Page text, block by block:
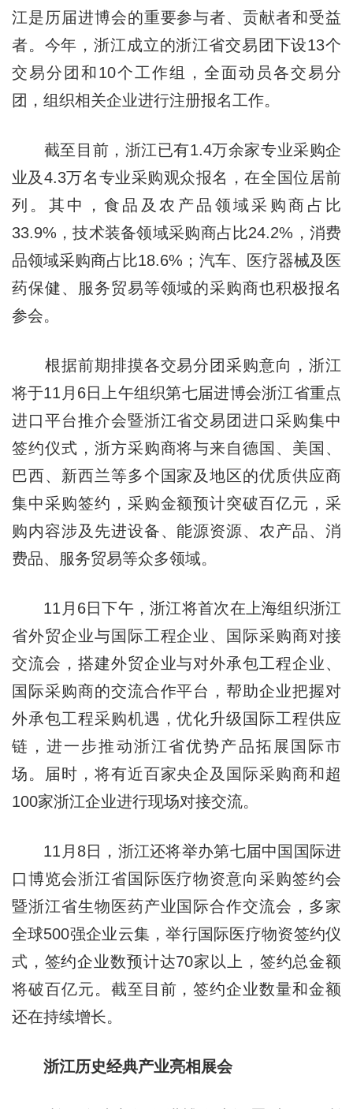
江是历届进博会的重要参与者、贡献者和受益
者。今年，浙江成立的浙江省交易团下设13个
交易分团和10个工作组，全面动员各交易分
团，组织相关企业进行注册报名工作。
截至目前，浙江已有1.4万余家专业采购企
业及4.3万名专业采购观众报名，在全国位居前
列。其中，食品及农产品领域采购商占比
33.9%，技术装备领域采购商占比24.2%，消费
品领域采购商占比18.6%；汽车、医疗器械及医
药保健、服务贸易等领域的采购商也积极报名
参会。
根据前期排摸各交易分团采购意向，浙江
将于11月6日上午组织第七届进博会浙江省重点
进口平台推介会暨浙江省交易团进口采购集中
签约仪式，浙方采购商将与来自德国、美国、
巴西、新西兰等多个国家及地区的优质供应商
集中采购签约，采购金额预计突破百亿元，采
购内容涉及先进设备、能源资源、农产品、消
费品、服务贸易等众多领域。
11月6日下午，浙江将首次在上海组织浙江
省外贸企业与国际工程企业、国际采购商对接
交流会，搭建外贸企业与对外承包工程企业、
国际采购商的交流合作平台，帮助企业把握对
外承包工程采购机遇，优化升级国际工程供应
链，进一步推动浙江省优势产品拓展国际市
场。届时，将有近百家央企及国际采购商和超
100家浙江企业进行现场对接交流。
11月8日，浙江还将举办第七届中国国际进
口博览会浙江省国际医疗物资意向采购签约会
暨浙江省生物医药产业国际合作交流会，多家
全球500强企业云集，举行国际医疗物资签约仪
式，签约企业数预计达70家以上，签约总金额
将破百亿元。截至目前，签约企业数量和金额
还在持续增长。
浙江历史经典产业亮相展会